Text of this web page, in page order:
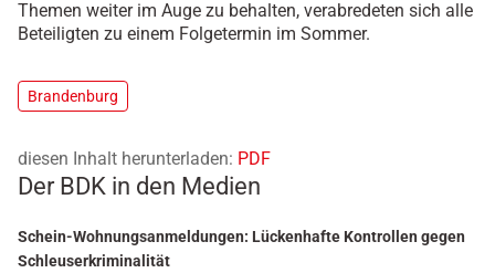
Themen weiter im Auge zu behalten, verabredeten sich alle
Beteiligten zu einem Folgetermin im Sommer.
Brandenburg
diesen Inhalt herunterladen: PDF
Der BDK in den Medien
Schein-Wohnungsanmeldungen: Lückenhafte Kontrollen gegen
Schleuserkriminalität